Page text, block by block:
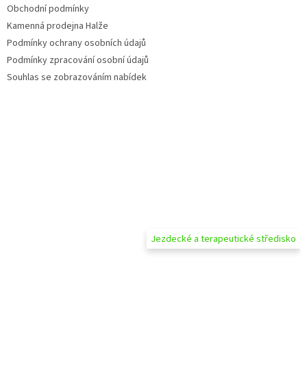
Obchodní podmínky
Kamenná prodejna Halže
Podmínky ochrany osobních údajů
Podmínky zpracování osobní údajů
Souhlas se zobrazováním nabídek
Jezdecké a terapeutické středisko